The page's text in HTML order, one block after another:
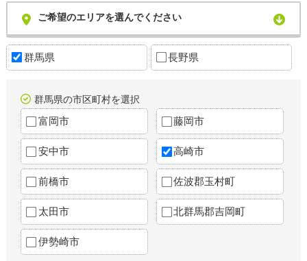
ご希望のエリアを選んでください
群馬県 長野県
群馬県の市区町村を選択
富岡市 藤岡市
安中市 高崎市
前橋市 佐波郡玉村町
太田市 北群馬郡吉岡町
伊勢崎市